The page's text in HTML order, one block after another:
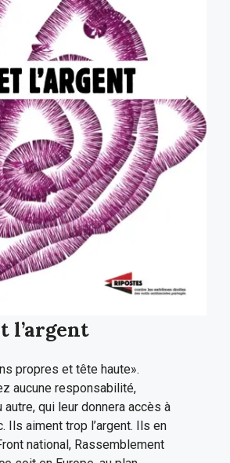
l’argent
propres et tête haute».
aucune responsabilité,
autre, qui leur donnera accès à
Ils aiment trop l’argent. Ils en
national, Rassemblement